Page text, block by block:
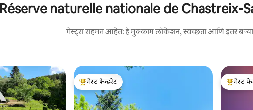
Réserve naturelle nationale de Chastreix-
गेस्ट्स सहमत आहेत: हे मुक्काम लोकेशन, स्वच्छता आणि इतर
टॉप गेस्ट फेव्हरेट
गेस्ट फेव्हरेट
टॉप गेस्ट
गेस्ट